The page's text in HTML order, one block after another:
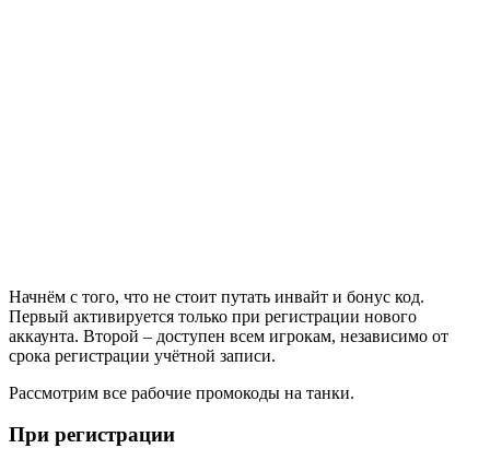
Начнём с того, что не стоит путать инвайт и бонус код.
Первый активируется только при регистрации нового
аккаунта. Второй – доступен всем игрокам, независимо от
срока регистрации учётной записи.
Рассмотрим все рабочие промокоды на танки.
При регистрации